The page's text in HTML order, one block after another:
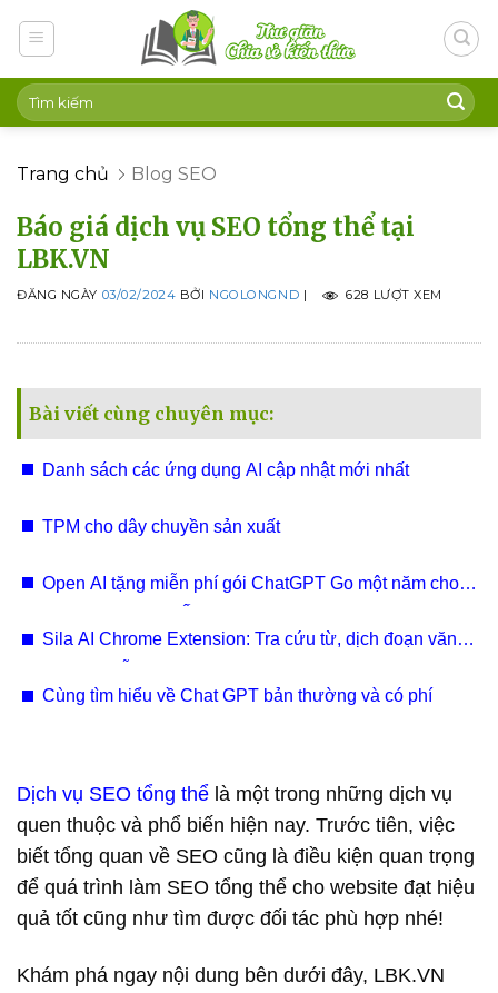
Trang chủ Blog SEO
Báo giá dịch vụ SEO tổng thể tại
LBK.VN
ĐĂNG NGÀY 03/02/2024 BỞI NGOLONGND | 628 LƯỢT XEM
Bài viết cùng chuyên mục:
Danh sách các ứng dụng AI cập nhật mới nhất
TPM cho dây chuyền sản xuất
Open AI tặng miễn phí gói ChatGPT Go một năm cho
Sila AI Chrome Extension: Tra cứu từ, dịch đoạn văn
Cùng tìm hiểu về Chat GPT bản thường và có phí
Dịch vụ SEO tổng thể là một trong những dịch vụ
quen thuộc và phổ biến hiện nay. Trước tiên, việc
biết tổng quan về SEO cũng là điều kiện quan trọng
để quá trình làm SEO tổng thể cho website đạt hiệu
quả tốt cũng như tìm được đối tác phù hợp nhé!
Khám phá ngay nội dung bên dưới đây, LBK.VN